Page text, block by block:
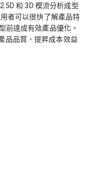
和 3D 模流分析成型
者可以很快了解產品特
前達成有效產品優化。
品品質、提昇成本效益